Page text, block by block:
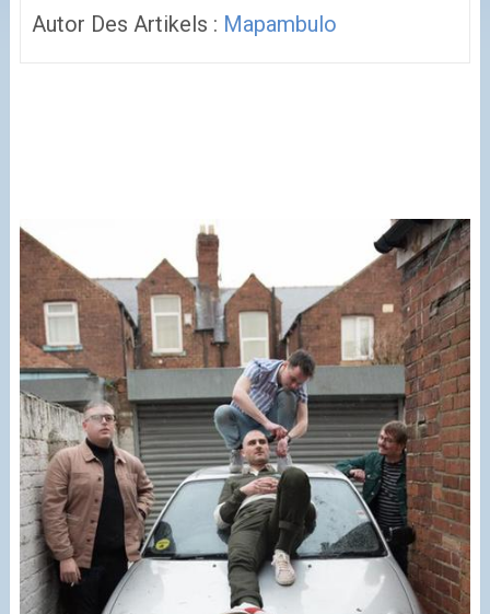
Autor Des Artikels : Mapambulo